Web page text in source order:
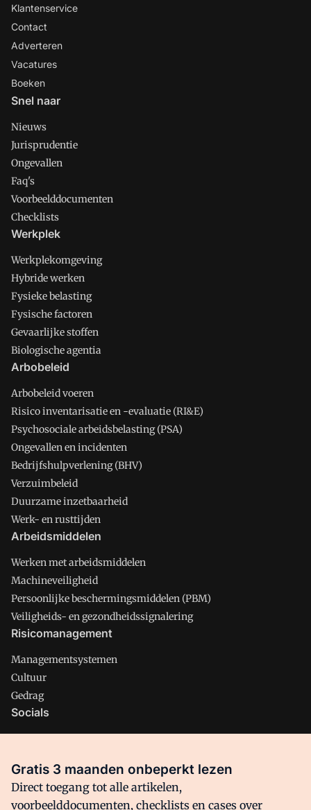
Klantenservice
Contact
Adverteren
Vacatures
Boeken
Snel naar
Nieuws
Jurisprudentie
Ongevallen
Faq's
Voorbeelddocumenten
Checklists
Werkplek
Werkplekomgeving
Hybride werken
Fysieke belasting
Fysische factoren
Gevaarlijke stoffen
Biologische agentia
Arbobeleid
Arbobeleid voeren
Risico inventarisatie en -evaluatie (RI&E)
Psychosociale arbeidsbelasting (PSA)
Ongevallen en incidenten
Bedrijfshulpverlening (BHV)
Verzuimbeleid
Duurzame inzetbaarheid
Werk- en rusttijden
Arbeidsmiddelen
Werken met arbeidsmiddelen
Machineveiligheid
Persoonlijke beschermingsmiddelen (PBM)
Veiligheids- en gezondheidssignalering
Risicomanagement
Managementsystemen
Cultuur
Gedrag
Socials
Facebook
Gratis 3 maanden onbeperkt lezen
Direct toegang tot alle artikelen,
voorbeelddocumenten, checklists en cases over